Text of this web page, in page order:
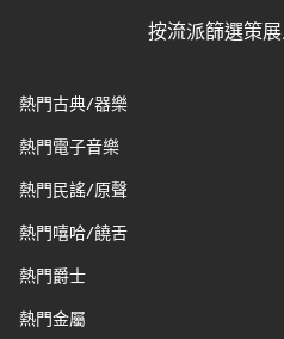
按流派篩選策
熱門古典/器樂
熱門電子音樂
熱門民謠/原聲
熱門嘻哈/饒舌
熱門爵士
熱門金屬